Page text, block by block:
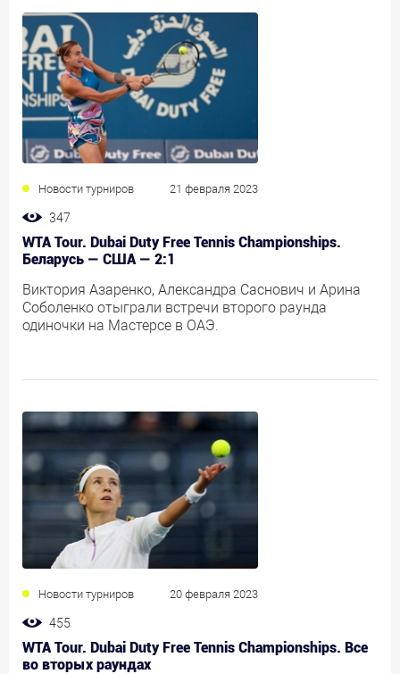
Новости турниров 21 февраля 2023
347
WTA Tour. Dubai Duty Free Tennis Championships.
Беларусь — США — 2:1
Виктория Азаренко, Александра Саснович и Арина
Соболенко отыграли встречи второго раунда
одиночки на Мастерсе в ОАЭ.
Новости турниров 20 февраля 2023
455
WTA Tour. Dubai Duty Free Tennis Championships. Все
во вторых раундах